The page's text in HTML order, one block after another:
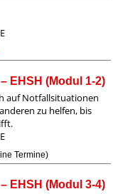
EHSH (Modul 1-2)
auf Notfallsituationen
zu helfen, bis
Termine)
EHSH (Modul 3-4)